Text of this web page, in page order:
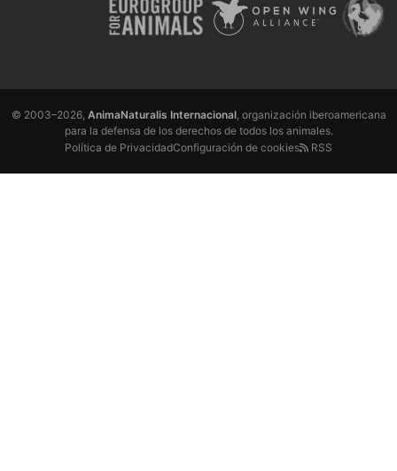
© 2003–2026, AnimaNaturalis Internacional, organización iberoamericana
para la defensa de los derechos de todos los animales.
Política de PrivacidadConfiguración de cookies RSS